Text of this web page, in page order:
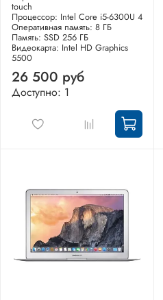
touch
Процессор: Intel Core i5-6300U 4
Оперативная память: 8 ГБ
Память: SSD 256 ГБ
Видеокарта: Intel HD Graphics
5500
26 500 руб
Доступно: 1